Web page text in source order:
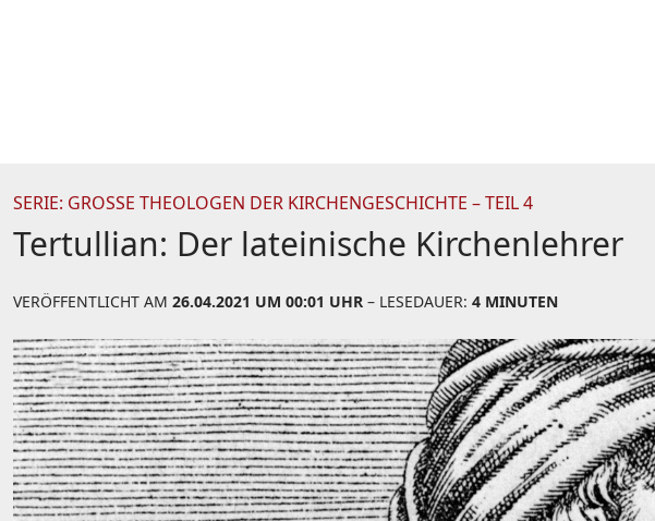
SERIE: GROSSE THEOLOGEN DER KIRCHENGESCHICHTE – TEIL 4
Tertullian: Der lateinische Kirchenlehrer
VERÖFFENTLICHT AM 26.04.2021 UM 00:01 UHR – LESEDAUER: 4 MINUTEN